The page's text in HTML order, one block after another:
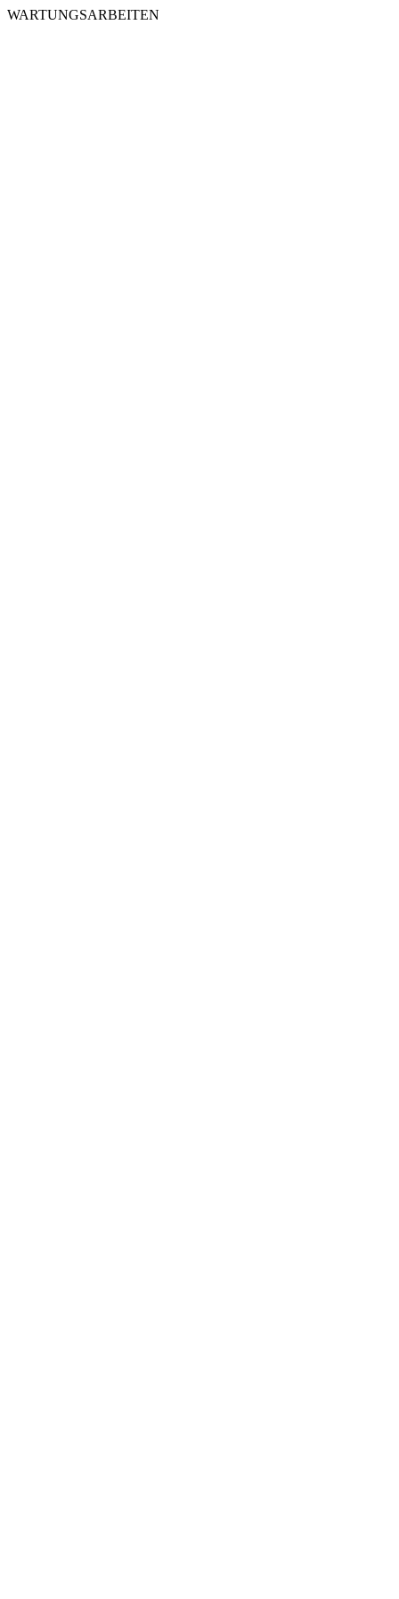
WARTUNGSARBEITEN